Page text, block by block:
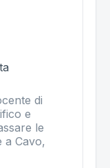
di
e
le
a Cavo,